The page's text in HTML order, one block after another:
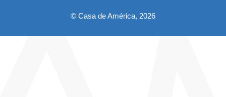
© Casa de América, 2026